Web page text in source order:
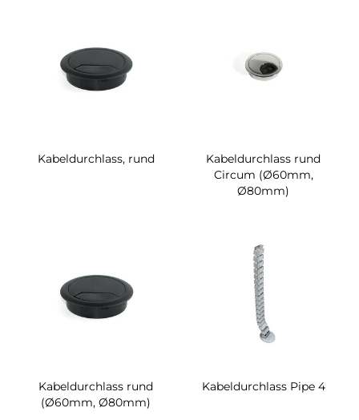
Kabeldurchlass, rund
Kabeldurchlass rund
Circum (Ø60mm,
Ø80mm)
Kabeldurchlass rund
(Ø60mm, Ø80mm)
Kabeldurchlass Pipe 4